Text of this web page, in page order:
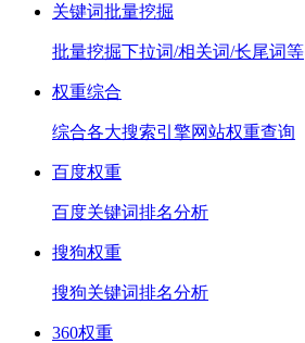
关键词批量挖掘
批量挖掘下拉词/相关词/长尾词等
权重综合
综合各大搜索引擎网站权重查询
百度权重
百度关键词排名分析
搜狗权重
搜狗关键词排名分析
360权重